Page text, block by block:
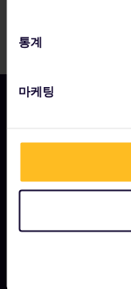
통계
마케팅
회사 소개